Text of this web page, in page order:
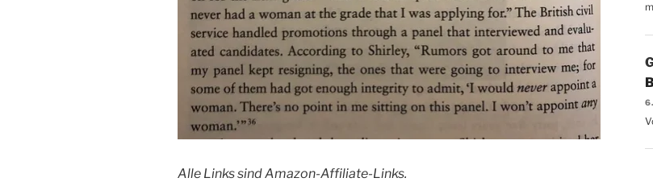
Alle Links sind Amazon-Affiliate-Links.